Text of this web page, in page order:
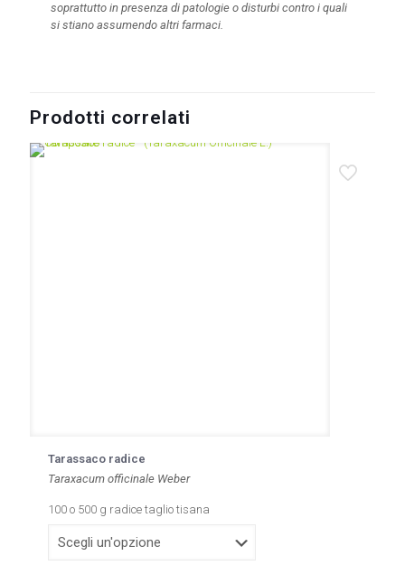
soprattutto in presenza di patologie o disturbi contro i quali
si stiano assumendo altri farmaci.
Prodotti correlati
Tarassaco radice
Taraxacum officinale Weber
100 o 500 g radice taglio tisana